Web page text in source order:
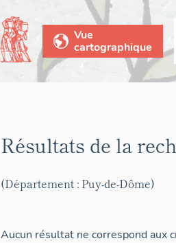
Vue
cartographique
Résultats de la
(Département : Puy-de-Dôme)
Aucun résultat ne correspond aux